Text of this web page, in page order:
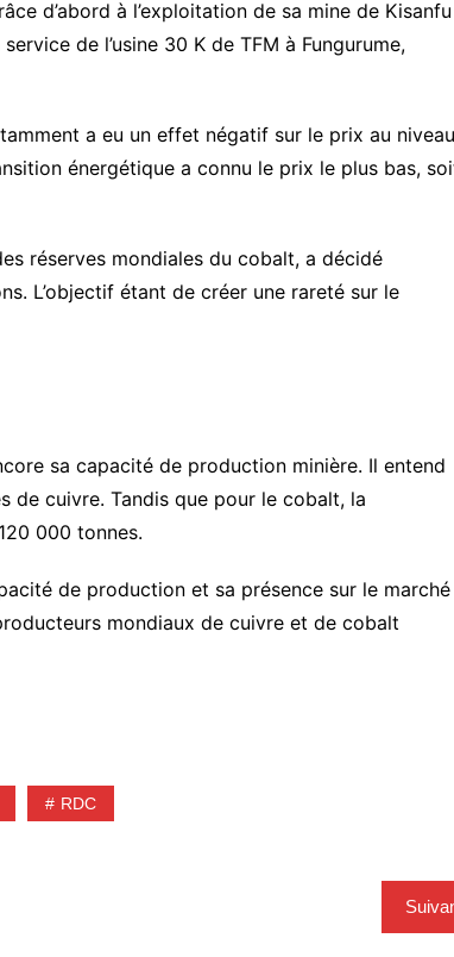
d’abord à l’exploitation de sa mine de Kisanfu
de l’usine 30 K de TFM à Fungurume,
a eu un effet négatif sur le prix au niveau
énergétique a connu le prix le plus bas,
réserves mondiales du cobalt, a décidé
L’objectif étant de créer une rareté sur le
sa capacité de production minière. Il entend
de cuivre. Tandis que pour le cobalt, la
000 tonnes.
de production et sa présence sur le marché
mondiaux de cuivre et de cobalt
RDC